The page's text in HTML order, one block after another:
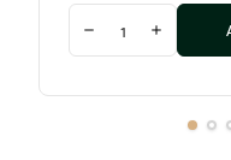
Diminuer la